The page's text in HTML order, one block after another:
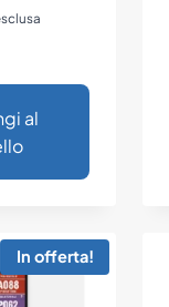
al
In offerta!